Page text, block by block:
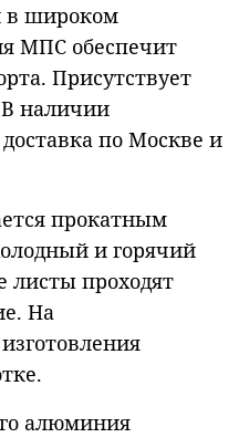
в широком
МПС обеспечит
Присутствует
В наличии
по Москве и
прокатным
и горячий
листы проходят
На
алюминия